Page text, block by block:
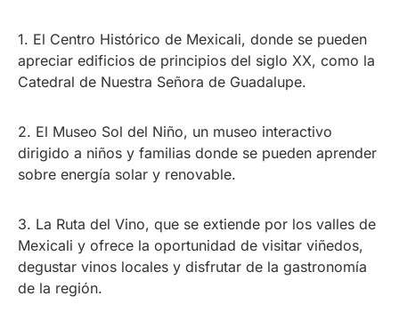
1. El Centro Histórico de Mexicali, donde se pueden
apreciar edificios de principios del siglo XX, como la
Catedral de Nuestra Señora de Guadalupe.
2. El Museo Sol del Niño, un museo interactivo
dirigido a niños y familias donde se pueden aprender
sobre energía solar y renovable.
3. La Ruta del Vino, que se extiende por los valles de
Mexicali y ofrece la oportunidad de visitar viñedos,
degustar vinos locales y disfrutar de la gastronomía
de la región.